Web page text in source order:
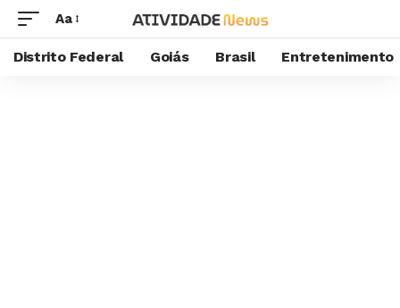
Aa
Distrito Federal Goiás Brasil Entretenimento